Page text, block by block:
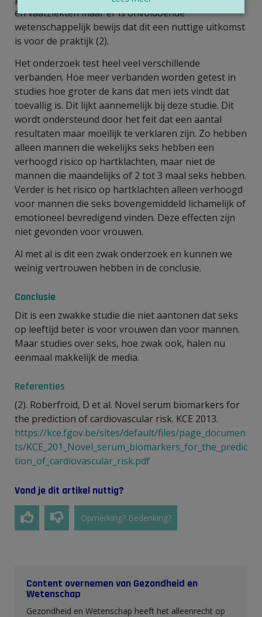
en vaatziekten maar er is onvoldoende
wetenschappelijk bewijs dat dit een nuttige uitkomst
is voor de praktijk (2).
Het onderzoek test heel veel verschillende
verbanden. Hoe meer verbanden worden getest in
studies hoe groter de kans dat men iets vindt dat
toevallig is. Dit lijkt aannemelijk bij deze studie. Dit
wordt ondersteund door het feit dat een aantal
resultaten maar moeilijk te verklaren zijn. Zo hebben
alleen mannen die wekelijks seks hebben een
verhoogd risico op hartklachten, maar niet de
mannen die maandelijks of 2 tot 3 maal seks hebben.
Verder is het risico op hartklachten alleen verhoogd
voor mannen die seks bovengemiddeld lichamelijk of
emotioneel bevredigend vinden. Deze effecten zijn
niet gevonden voor vrouwen.
Al met al is dit een zwak onderzoek en kunnen we
weinig vertrouwen hebben in de conclusie.
Conclusie
Dit is een zwakke studie die niet aantonen dat seks
op leeftijd beter is voor vrouwen dan voor mannen.
Maar studies over seks, hoe zwak ook, halen nu
eenmaal makkelijk de media.
Referenties
(2). Roberfroid, D et al. Novel serum biomarkers for
the prediction of cardiovascular risk. KCE 2013.
https://kce.fgov.be/sites/default/files/page_documen
ts/KCE_201_Novel_serum_biomarkers_for_the_predic
tion_of_cardiovascular_risk.pdf
Vond je dit artikel nuttig?
Opmerking? Bedenking?
Content overnemen van Gezondheid en
Wetenschap
Gezondheid en Wetenschap heeft het alleenrecht op